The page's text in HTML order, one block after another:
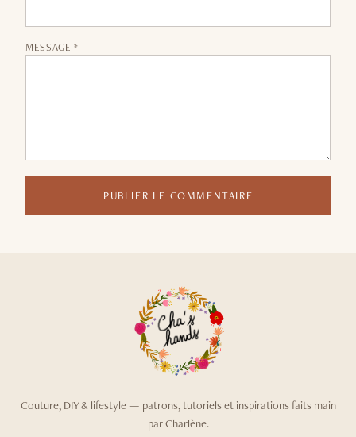
MESSAGE *
PUBLIER LE COMMENTAIRE
Couture, DIY & lifestyle — patrons, tutoriels et inspirations faits main
par Charlène.